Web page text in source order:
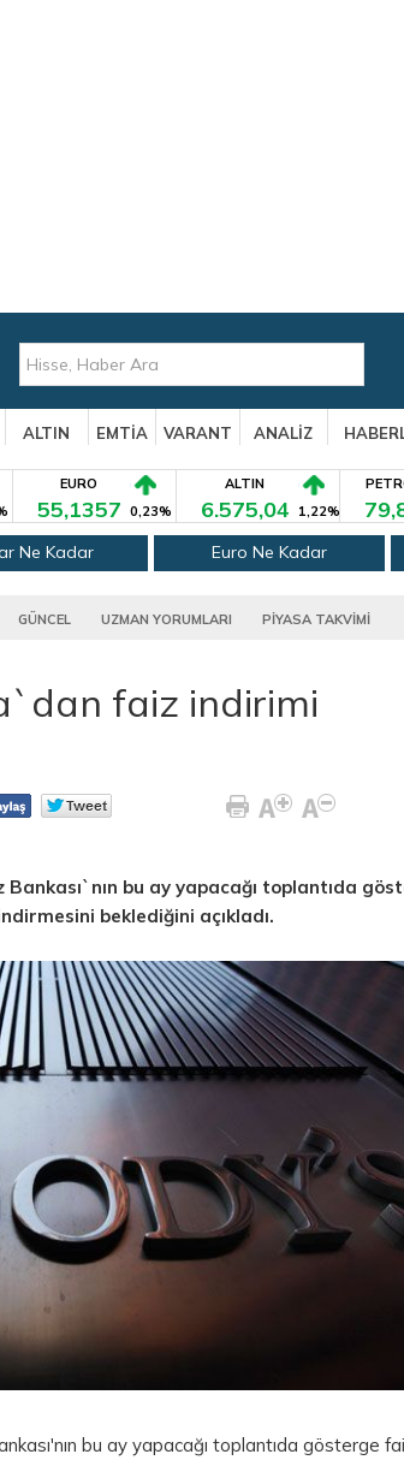
ALTIN EMTİA VARANT ANALİZ
EURO
55,1357 0,23%
ALTIN
6.575,04 1,22%
Ne Kadar Euro Ne Kadar
GÜNCEL UZMAN YORUMLARI PİYASA TAKVİMİ
faiz indirimi
bu ay yapacağı toplantıda
beklediğini açıkladı.
bu ay yapacağı toplantıda gösterge